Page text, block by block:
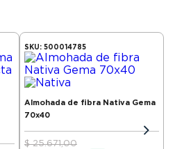
SKU: 500014785
Almohada de fibra Nativa Gema
70x40
$25.671,00